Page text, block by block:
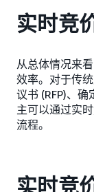
实时竞
从总体情况来
效率。对于传
议书 (RFP)、
主可以通过实
流程。
实时竞